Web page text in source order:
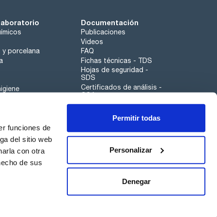
funciones de
del sitio web
con otra
de sus
Permitir todas
Personalizar
Denegar
y porcelana
Documentación
Publicaciones
Videos
FAQ
Fichas técnicas - TDS
Hojas de seguridad -
SDS
Certificados de análisis -
COA
Aplicaciones
Canal de denuncias